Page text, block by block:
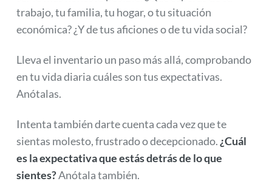
trabajo, tu familia, tu hogar, o tu situación
económica? ¿Y de tus aficiones o de tu vida social?
Lleva el inventario un paso más allá, comprobando
en tu vida diaria cuáles son tus expectativas.
Anótalas.
Intenta también darte cuenta cada vez que te
sientas molesto, frustrado o decepcionado. ¿Cuál
es la expectativa que estás detrás de lo que
sientes?Anótala también.